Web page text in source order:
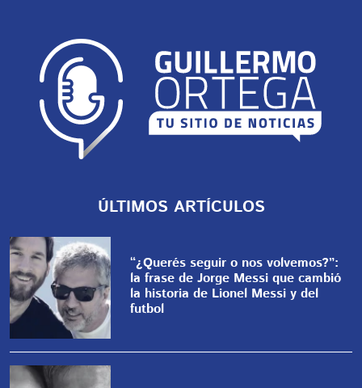
ÚLTIMOS ARTÍCULOS
“¿Querés seguir o nos volvemos?”:
la frase de Jorge Messi que cambió
la historia de Lionel Messi y del
futbol